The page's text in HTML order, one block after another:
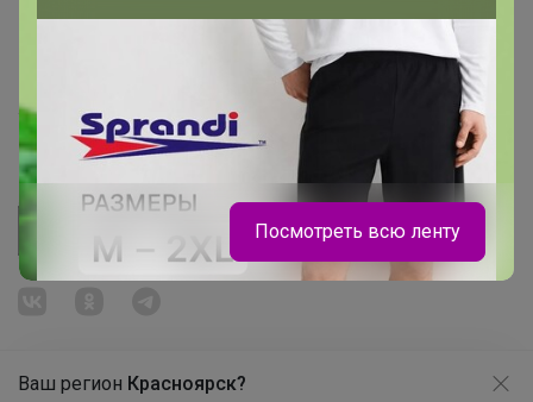
Ваш регион Красноярск?
Розыгрыш - Генератор случайных чисел
Укорачиватель ссылок
Посмотреть всю ленту
Продолжая использовать этот сайт и нажимая кнопку